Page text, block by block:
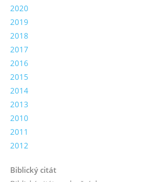
2020
2019
2018
2017
2016
2015
2014
2013
2010
2011
2012
Biblický citát